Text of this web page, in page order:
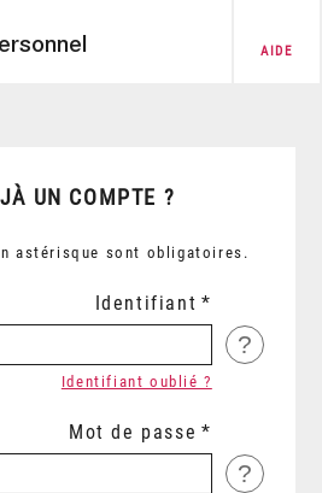
AIDE
UN COMPTE ?
astérisque sont obligatoires.
Identifiant
?
Identifiant oublié ?
Mot de passe
?